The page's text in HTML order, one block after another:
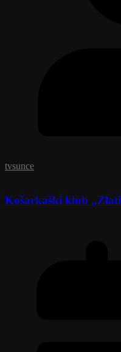
tvsunce
Košarkaški klub